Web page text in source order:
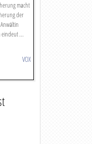
macht
der
eindeut ...
VOX